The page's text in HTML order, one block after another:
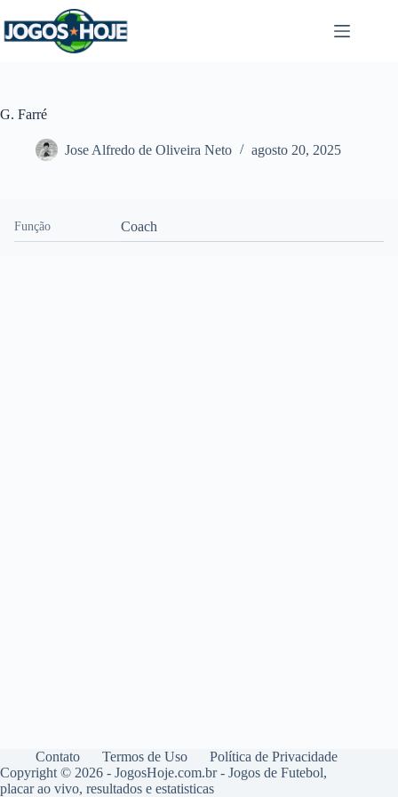
para
o
G. Farré
Jose Alfredo de Oliveira Neto agosto 20, 2025
Função Coach
Contato Termos de Uso
Política de Privacidade
Copyright © 2026 - JogosHoje.com.br - Jogos de Futebol,
placar ao vivo, resultados e estatisticas